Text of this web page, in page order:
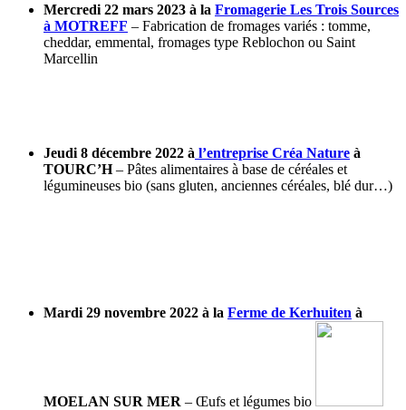
Mercredi 22 mars 2023 à la Fromagerie Les Trois Sources
à MOTREFF – Fabrication de fromages variés : tomme,
cheddar, emmental, fromages type Reblochon ou Saint
Marcellin
Jeudi 8 décembre 2022 à l’entreprise Créa Nature à
TOURC’H– Pâtes alimentaires à base de céréales et
légumineuses bio (sans gluten, anciennes céréales, blé dur…)
Mardi 29 novembre 2022 à la Ferme de Kerhuiten à
MOELAN SUR MER – Œufs et légumes bio